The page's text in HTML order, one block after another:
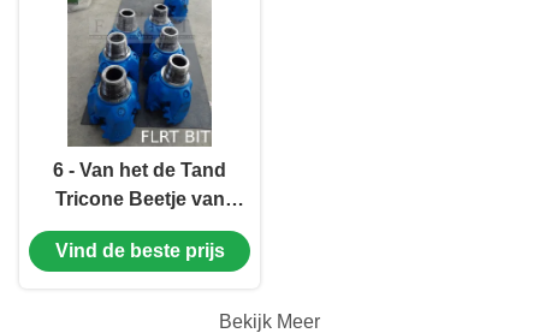
6 - Van het de Tand
Tricone Beetje van
het 26 Duimstaal de
Kegelbeetje/Rol met
Vind de beste prijs
Bekijk Meer